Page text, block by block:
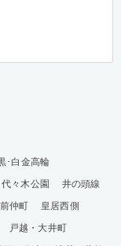
･白金高輪
代々木公園
井の頭線
仲町
皇居西側
戸越・大井町